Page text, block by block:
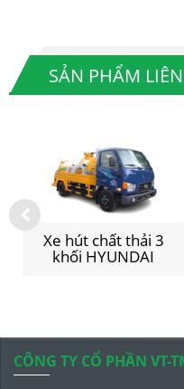
SẢN PHẨM
Xe hút chất thải 3
khối HYUNDAI
CÔNG TY CỔ PHẦN VT-